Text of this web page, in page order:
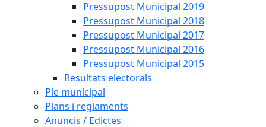
Pressupost Municipal 2019
Pressupost Municipal 2018
Pressupost Municipal 2017
Pressupost Municipal 2016
Pressupost Municipal 2015
Resultats electorals
Ple municipal
Plans i reglaments
Anuncis / Edictes